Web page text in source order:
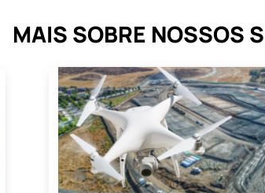
MAIS SOBRE NOSSOS